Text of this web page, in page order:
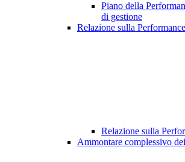
Piano della
di gestione
Relazione sulla Performance
Relazione sulla
Ammontare complessivo